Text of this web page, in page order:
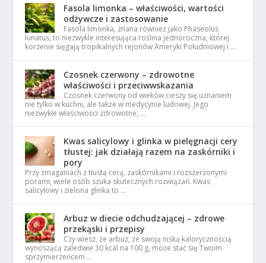
Fasola limonka – właściwości, wartości
odżywcze i zastosowanie
Fasola limonka, znana również jako Phaseolus
lunatus, to niezwykle interesująca roślina jednoroczna, której
korzenie sięgają tropikalnych rejonów Ameryki Południowej i …
Czosnek czerwony – zdrowotne
właściwości i przeciwwskazania
Czosnek czerwony od wieków cieszy się uznaniem
nie tylko w kuchni, ale także w medycynie ludowej. Jego
niezwykłe właściwości zdrowotne, …
Kwas salicylowy i glinka w pielęgnacji cery
tłustej: jak działają razem na zaskórniki i
pory
Przy zmaganiach z tłustą cerą, zaskórnikami i rozszerzonymi
porami, wiele osób szuka skutecznych rozwiązań. Kwas
salicylowy i zielona glinka to …
Arbuz w diecie odchudzającej – zdrowe
przekąski i przepisy
Czy wiesz, że arbuz, ze swoją niską kalorycznością
wynoszącą zaledwie 30 kcal na 100 g, może stać się Twoim
sprzymierzeńcem …